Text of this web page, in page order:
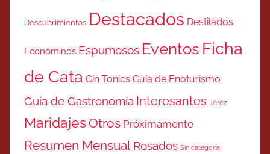
Descubrimientos Destacados Destilados
Económinos Espumosos Eventos Ficha
de Cata Gin Tonics Guía de Enoturismo
Guía de Gastronomía Interesantes Jerez
MaridajesOtros Próximamente
Resumen Mensual Rosados Sin categoría